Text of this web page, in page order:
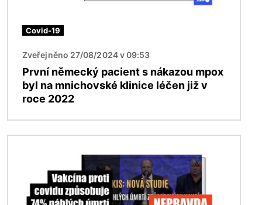
Covid-19
Zveřejněno 27/08/2024 v 09:53
První německý pacient s nákazou mpox
byl na mnichovské klinice léčen již v
roce 2022